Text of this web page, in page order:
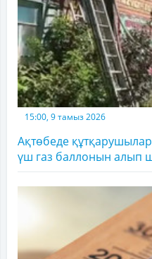
15:00, 9 тамыз 2026
Ақтөбеде
үш газ баллонын алып